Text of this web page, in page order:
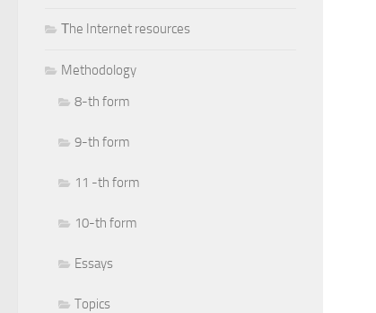
Тhe Internet resources
Methodology
8-th form
9-th form
11 -th form
10-th form
Essays
Topics